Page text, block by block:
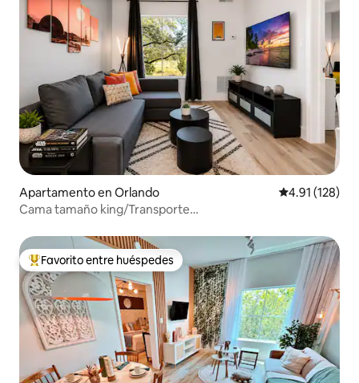
Apartamento en Orlando Calificación
4.91 (128)
Cama tamaño king/Transporte
Favorito entre huéspedes preferido
Favorito entre huéspedes